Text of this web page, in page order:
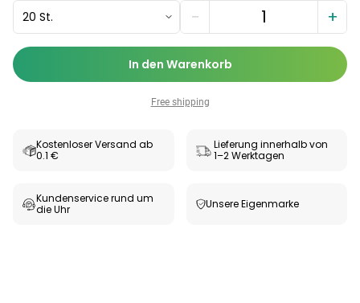
20 St. − +
In den Warenkorb
Free shipping
Kostenloser Versand ab
0.1 €
Lieferung innerhalb von
1–2 Werktagen
Kundenservice rund um
die Uhr
Unsere Eigenmarke